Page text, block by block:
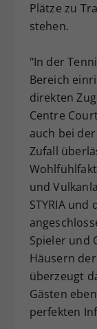
Plätze zu
stehen.
"In der
Bereich
direkten
Centre
auch bei
Zufall
und
STYRIA
Spieler und
Häusern
überzeugt
Gästen
perfekten